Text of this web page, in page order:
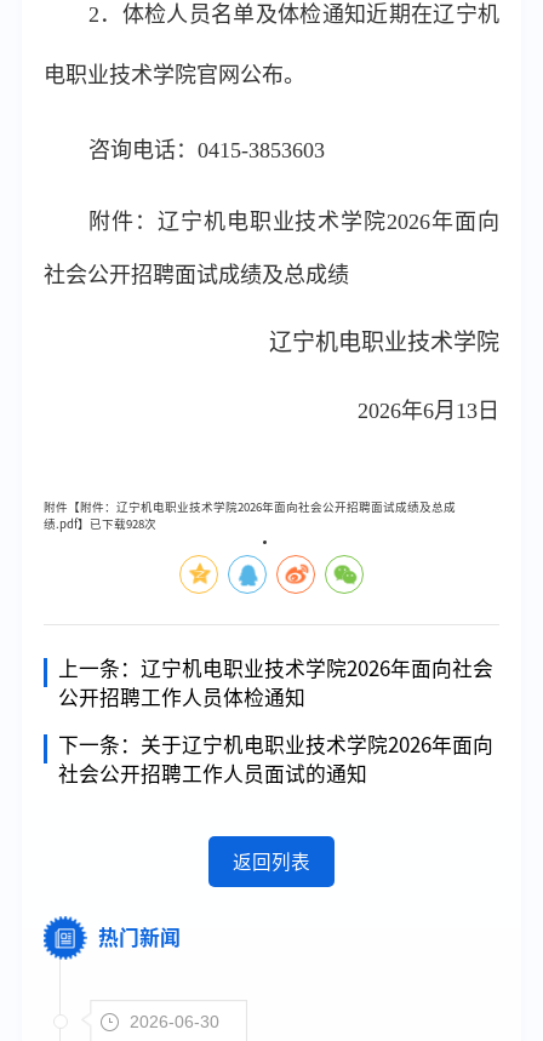
2．体检人员名单及体检通知近期在辽宁机
电职业技术学院官网公布。
咨询电话：0415-3853603
附件：辽宁机电职业技术学院2026年面向
社会公开招聘面试成绩及总成绩
辽宁机电职业技术学院
2026年6月 13日
附件【 附件：辽宁机电职业技术学院2026年面向社会公开招聘面试成绩及总成
绩.pdf】已下载928次
上一条： 辽宁机电职业技术学院2026年面向社会
公开招聘工作人员体检通知
下一条： 关于辽宁机电职业技术学院2026年面向
社会公开招聘工作人员面试的通知
返回列表
热门新闻
2026-06-30